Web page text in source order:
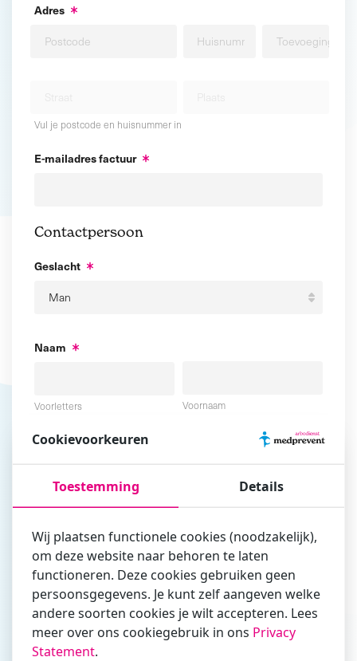
Adres
Vul je postcode en huisnummer in
E-mailadres factuur
Contactpersoon
Geslacht
Naam
Voorletters Voornaam
Vul hier bij voorkeur het e-mailadres in waarmee je
zakelijk/administratief correspondeert
Is de contactpersoon ook een cursist?
Ja
Cookievoorkeuren
Toestemming Details
Wij plaatsen functionele cookies (noodzakelijk),
om deze website naar behoren te laten
functioneren. Deze cookies gebruiken geen
persoonsgegevens. Je kunt zelf aangeven welke
andere soorten cookies je wilt accepteren. Lees
meer over ons cookiegebruik in ons Privacy
Statement.